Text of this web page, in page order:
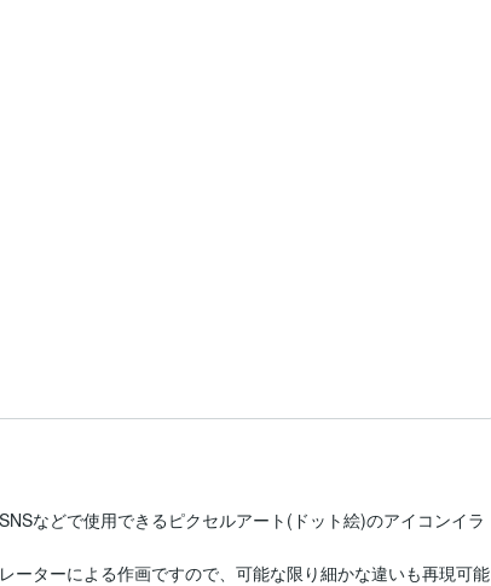
などで使用できるピクセルアート(ドット絵)のアイコンイラ
ーターによる作画ですので、可能な限り細かな違いも再現可能